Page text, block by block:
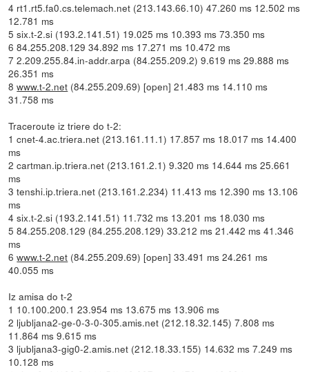
4 rt1.rt5.fa0.cs.telemach.net (213.143.66.10) 47.260 ms 12.502 ms
12.781 ms
5 six.t-2.si (193.2.141.51) 19.025 ms 10.393 ms 73.350 ms
6 84.255.208.129 34.892 ms 17.271 ms 10.472 ms
7 2.209.255.84.in-addr.arpa (84.255.209.2) 9.619 ms 29.888 ms
26.351 ms
8www.t-2.net (84.255.209.69) [open] 21.483 ms 14.110 ms
31.758 ms
Traceroute iz triere do t-2:
1 cnet-4.ac.triera.net (213.161.11.1) 17.857 ms 18.017 ms 14.400
ms
2 cartman.ip.triera.net (213.161.2.1) 9.320 ms 14.644 ms 25.661
ms
3 tenshi.ip.triera.net (213.161.2.234) 11.413 ms 12.390 ms 13.106
ms
4 six.t-2.si (193.2.141.51) 11.732 ms 13.201 ms 18.030 ms
5 84.255.208.129 (84.255.208.129) 33.212 ms 21.442 ms 41.346
ms
6www.t-2.net (84.255.209.69) [open] 33.491 ms 24.261 ms
40.055 ms
Iz amisa do t-2
1 10.100.200.1 23.954 ms 13.675 ms 13.906 ms
2 ljubljana2-ge-0-3-0-305.amis.net (212.18.32.145) 7.808 ms
11.864 ms 9.615 ms
3 ljubljana3-gig0-2.amis.net (212.18.33.155) 14.632 ms 7.249 ms
10.128 ms